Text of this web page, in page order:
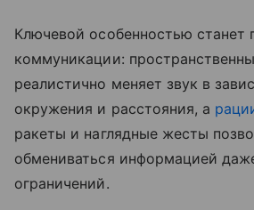
Ключевой особенностью станет
коммуникации:
реалистично меняет звук в
окружения и расстояния, а
ракеты и наглядные жесты
обмениваться информацией
ограничений.